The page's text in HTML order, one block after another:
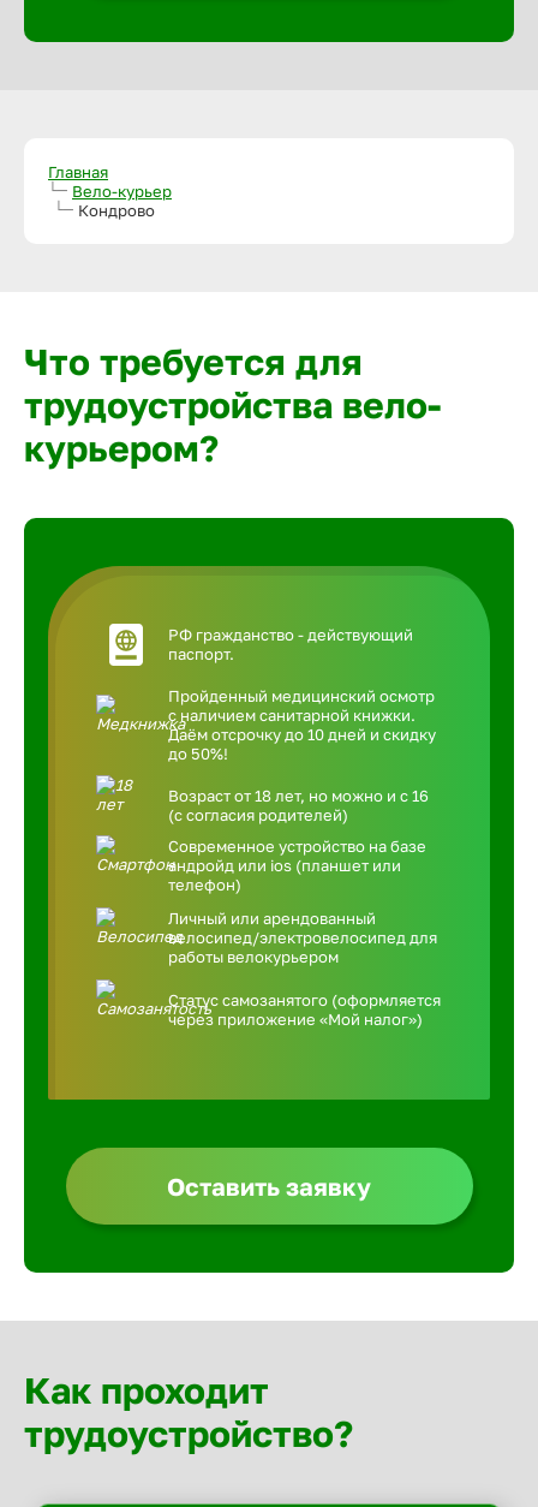
Главная
Вело-курьер
Кондрово
Что требуется для
трудоустройства вело-
курьером?
РФ гражданство - действующий
паспорт.
Пройденный медицинский осмотр
с наличием санитарной книжки.
Даём отсрочку до 10 дней и скидку
до 50%!
Возраст от 18 лет, но можно и с 16
(с согласия родителей)
Современное устройство на базе
андройд или ios (планшет или
телефон)
Личный или арендованный
велосипед/электровелосипед для
работы велокурьером
Статус самозанятого (оформляется
через приложение «Мой налог»)
Оставить заявку
Как проходит
трудоустройство?